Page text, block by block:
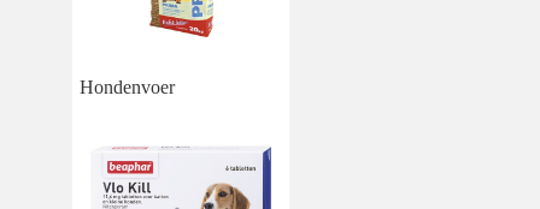
Hondenvoer